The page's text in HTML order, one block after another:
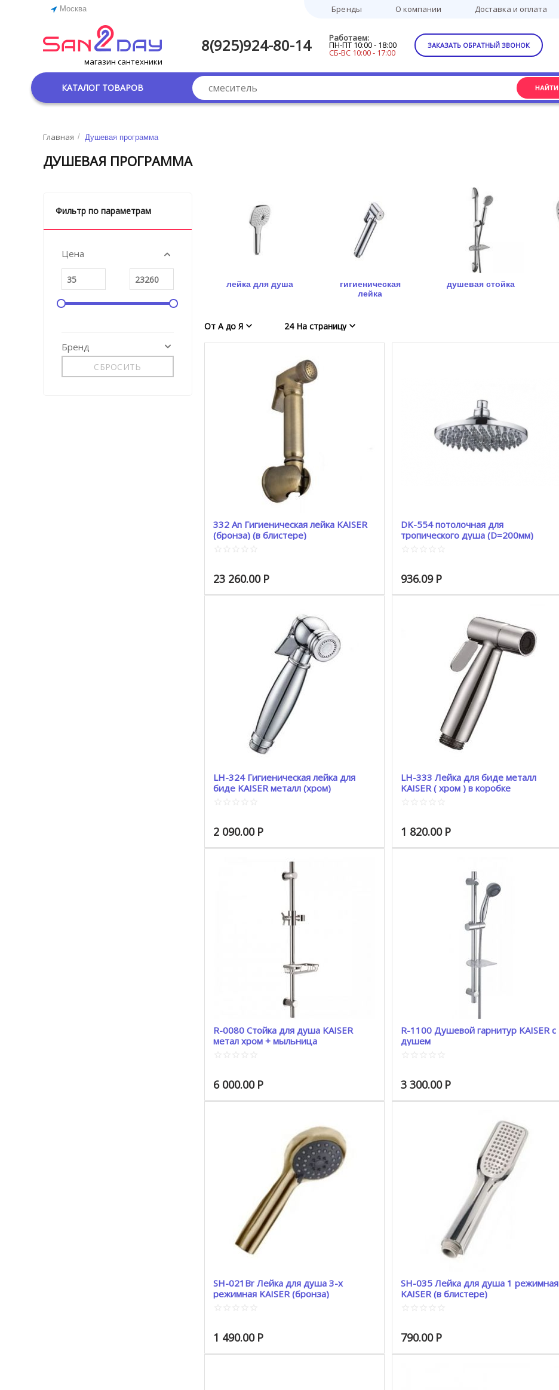
Бренды О компании Доставка и оплата
Москва
магазин сантехники
8(925)924-80-14 Работаем:
ПН-ПТ 10:00 - 18:00
СБ-ВС 10:00 - 17:00
ЗАКАЗАТЬ ОБРАТНЫЙ ЗВОНОК
КАТАЛОГ ТОВАРОВ НАЙТИ
Главная / Душевая программа
ДУШЕВАЯ ПРОГРАММА
лейка для душа
гигиеническая
лейка
душевая стойка
От А до Я 24 На страницу
332 An Гигиеническая лейка KAISER
(бронза) (в блистере)
23 260.00 Р
DK-554 потолочная для
тропического душа (D=200мм)
936.09 Р
LH-324 Гигиеническая лейка для
биде KAISER металл (хром)
2 090.00 Р
LH-333 Лейка для биде металл
KAISER ( хром ) в коробке
1 820.00 Р
R-0080 Стойка для душа KAISER
метал хром + мыльница
6 000.00 Р
R-1100 Душевой гарнитур KAISER с
душем
3 300.00 Р
SH-021Br Лейка для душа 3-х
режимная KAISER (бронза)
1 490.00 Р
SH-035 Лейка для душа 1 режимная
KAISER (в блистере)
790.00 Р
Фильтр по параметрам
Цена
Бренд
СБРОСИТЬ